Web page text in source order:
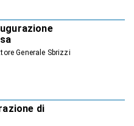
Generale Sbrizzi
di